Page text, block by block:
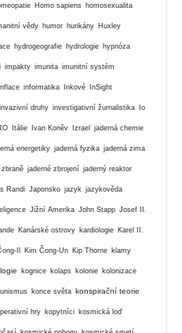
Homo sapiens homosexualita
vědy humor hurikány Huxley
hydrogeografie hydrologie hypnóza
impakty imunita imunitní systém
informatika Inkové InSight
invazivní druhy investigativní žurnalistika Io
Itálie Ivan Koněv Izrael jaderná chemie
energetiky jaderná fyzika jaderná zima
zbraně jaderné zbrojení jaderný reaktor
Randi Japonsko jazyk jazykověda
Jižní Amerika John Stapp Josef II.
Kanárské ostrovy kardiologie Karel II.
Il Kim Čong-Un Kip Thorne klamy
kognice kolaps kolonie kolonizace
konce světa konspirační teorie
hry kopytníci kosmická loď